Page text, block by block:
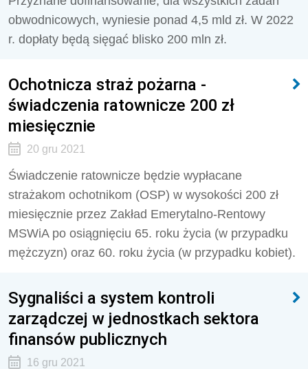
obwodnicowych, wyniesie ponad 4,5 mld zł. W 2022
r. dopłaty będą sięgać blisko 200 mln zł.
Ochotnicza straż pożarna -
świadczenia ratownicze 200 zł
miesięcznie
20 gru 2021
Świadczenie ratownicze będzie wypłacane
strażakom ochotnikom (OSP) w wysokości 200 zł
miesięcznie przez Zakład Emerytalno-Rentowy
MSWiA po osiągnięciu 65. roku życia (w przypadku
mężczyzn) oraz 60. roku życia (w przypadku kobiet).
Sygnaliści a system kontroli
zarządczej w jednostkach sektora
finansów publicznych
16 gru 2021